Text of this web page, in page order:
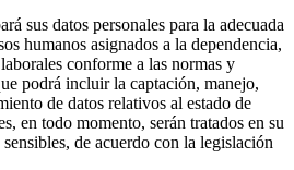
sus datos personales para la adecuada
humanos asignados a la dependencia,
conforme a las normas y
podrá incluir la captación, manejo,
de datos relativos al estado de
en todo momento, serán tratados en su
de acuerdo con la legislación